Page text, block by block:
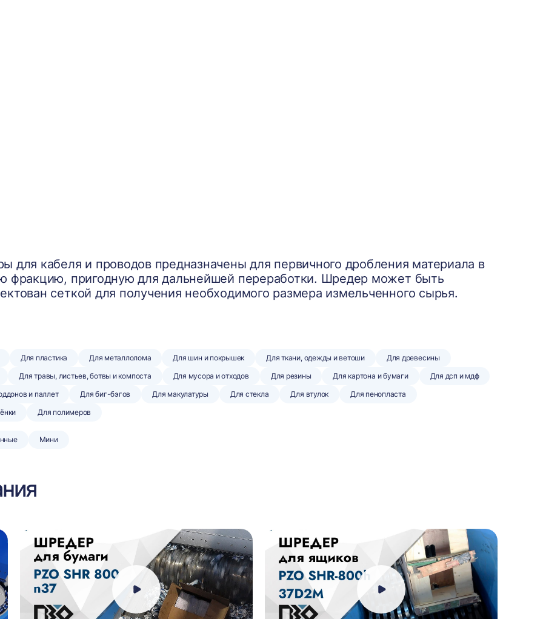
для кабеля и проводов предназначены для первичного дробления материала в
фракцию, пригодную для дальнейшей переработки. Шредер может быть
сеткой для получения необходимого размера измельченного сырья.
Для пластика Для металлолома Для шин и покрышек Для ткани, одежды и ветоши
Для древесины
Для травы, листьев, ботвы и компоста Для мусора и отходов Для резины Для картона и бумаги
Для дсп и мдф
и паллет Для биг-бэгов Для макулатуры Для стекла Для втулок
Для пенопласта
Для полимеров
Мини